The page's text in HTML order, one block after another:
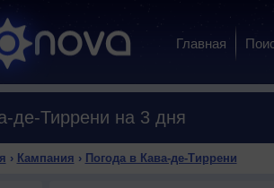
Главная
де-Тиррени на 3 дня
› Кампания › Погода в Кава-де-Тиррени